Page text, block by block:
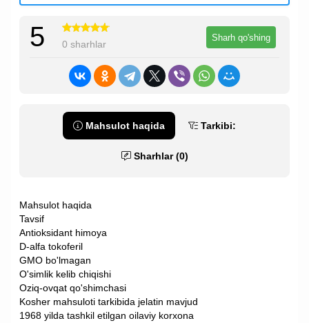
5 0 sharhlar
Sharh qo'shing
Mahsulot haqida Tarkibi:
Sharhlar (0)
Mahsulot haqida
Tavsif
Antioksidant himoya
D-alfa tokoferil
GMO bo'lmagan
O'simlik kelib chiqishi
Oziq-ovqat qo'shimchasi
Kosher mahsuloti tarkibida jelatin mavjud
1968 yilda tashkil etilgan oilaviy korxona